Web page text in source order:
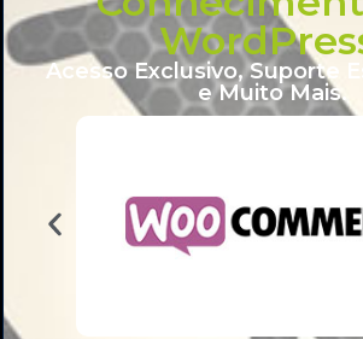
TUTORIAIS AVANÇADOS
Acesso Exclusivo, Suporte
e Muito Mais.